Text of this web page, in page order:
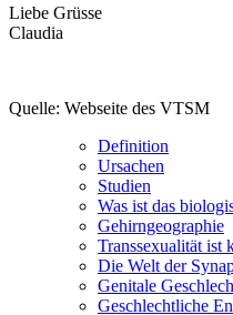
Liebe Grüsse
Claudia
Quelle: Webseite des VTSM
Definition
Ursachen
Studien
Was ist das
Gehirngeographie
Transsexualität ist
Die Welt der
Genitale
Geschlechtliche